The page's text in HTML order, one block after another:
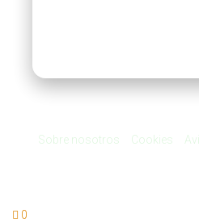
Sobre nosotros Cookies
0